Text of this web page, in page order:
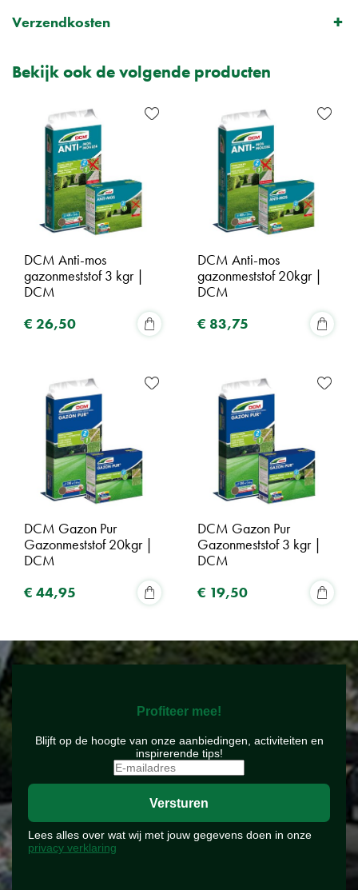
Verzendkosten
Bekijk ook de volgende producten
DCM Anti-mos
gazonmeststof 3 kgr |
DCM
€ 26,50
DCM Anti-mos
gazonmeststof 20kgr |
DCM
€ 83,75
DCM Gazon Pur
Gazonmeststof 20kgr |
DCM
€ 44,95
DCM Gazon Pur
Gazonmeststof 3 kgr |
DCM
€ 19,50
Profiteer mee!
Blijft op de hoogte van onze aanbiedingen, activiteiten en
inspirerende tips!
Lees alles over wat wij met jouw gegevens doen in onze
privacy verklaring